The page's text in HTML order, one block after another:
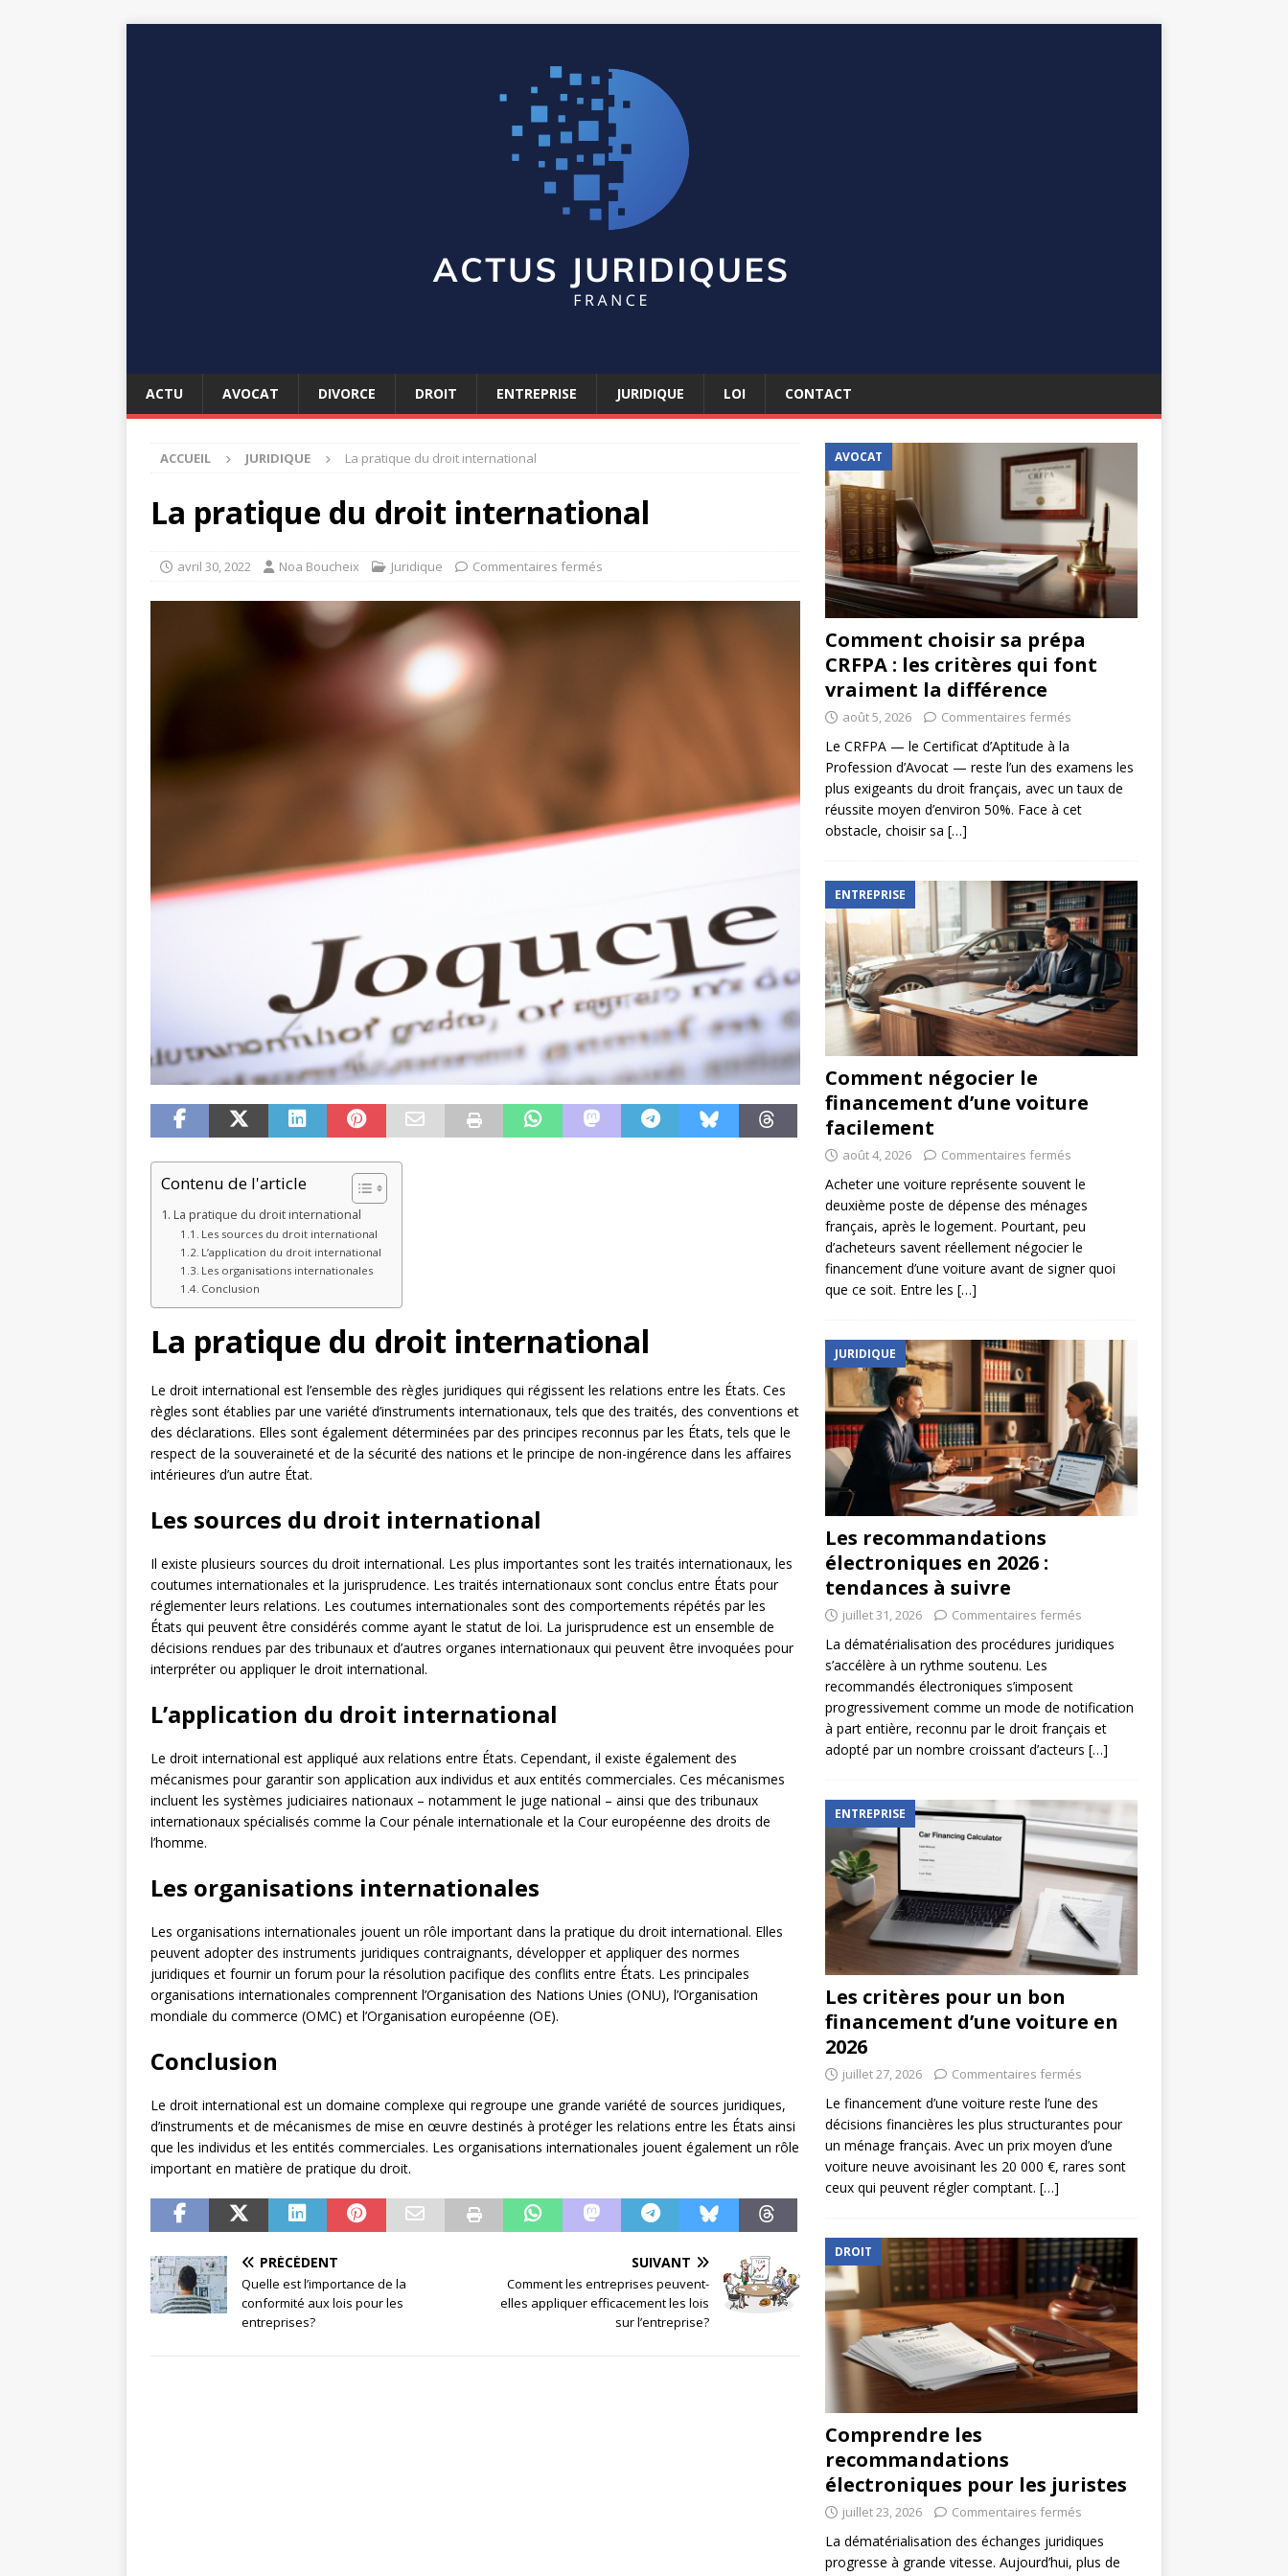
ACTU AVOCAT DIVORCE DROIT ENTREPRISE JURIDIQUE LOI CONTACT
ACCUEIL JURIDIQUE La pratique du droit international
La pratique du droit international
avril 30, 2022 Noa Boucheix Juridique Commentaires fermés
Contenu de l'article
La pratique du droit international
Les sources du droit international
L’application du droit international
Les organisations internationales
Conclusion
La pratique du droit international
Le droit international est l’ensemble des règles juridiques qui régissent les relations entre les États. Ces
règles sont établies par une variété d’instruments internationaux, tels que des traités, des conventions et
des déclarations. Elles sont également déterminées par des principes reconnus par les États, tels que le
respect de la souveraineté et de la sécurité des nations et le principe de non-ingérence dans les affaires
intérieures d’un autre État.
Les sources du droit international
Il existe plusieurs sources du droit international. Les plus importantes sont les traités internationaux, les
coutumes internationales et la jurisprudence. Les traités internationaux sont conclus entre États pour
réglementer leurs relations. Les coutumes internationales sont des comportements répétés par les
États qui peuvent être considérés comme ayant le statut de loi. La jurisprudence est un ensemble de
décisions rendues par des tribunaux et d’autres organes internationaux qui peuvent être invoquées pour
interpréter ou appliquer le droit international.
L’application du droit international
Le droit international est appliqué aux relations entre États. Cependant, il existe également des
mécanismes pour garantir son application aux individus et aux entités commerciales. Ces mécanismes
incluent les systèmes judiciaires nationaux – notamment le juge national – ainsi que des tribunaux
internationaux spécialisés comme la Cour pénale internationale et la Cour européenne des droits de
l’homme.
Les organisations internationales
Les organisations internationales jouent un rôle important dans la pratique du droit international. Elles
peuvent adopter des instruments juridiques contraignants, développer et appliquer des normes
juridiques et fournir un forum pour la résolution pacifique des conflits entre États. Les principales
organisations internationales comprennent l’Organisation des Nations Unies (ONU), l’Organisation
mondiale du commerce (OMC) et l’Organisation européenne (OE).
Conclusion
Le droit international est un domaine complexe qui regroupe une grande variété de sources juridiques,
d’instruments et de mécanismes de mise en œuvre destinés à protéger les relations entre les États ainsi
que les individus et les entités commerciales. Les organisations internationales jouent également un rôle
important en matière de pratique du droit.
PRÉCÉDENT
Quelle est l’importance de la
conformité aux lois pour les
entreprises?
SUIVANT
Comment les entreprises peuvent-
elles appliquer efficacement les lois
sur l’entreprise?
AVOCAT
Comment choisir sa prépa
CRFPA : les critères qui font
vraiment la différence
août 5, 2026 Commentaires fermés
Le CRFPA — le Certificat d’Aptitude à la
Profession d’Avocat — reste l’un des examens les
plus exigeants du droit français, avec un taux de
réussite moyen d’environ 50%. Face à cet
obstacle, choisir sa […]
ENTREPRISE
Comment négocier le
financement d’une voiture
facilement
août 4, 2026 Commentaires fermés
Acheter une voiture représente souvent le
deuxième poste de dépense des ménages
français, après le logement. Pourtant, peu
d’acheteurs savent réellement négocier le
financement d’une voiture avant de signer quoi
que ce soit. Entre les […]
JURIDIQUE
Les recommandations
électroniques en 2026 :
tendances à suivre
juillet 31, 2026 Commentaires fermés
La dématérialisation des procédures juridiques
s’accélère à un rythme soutenu. Les
recommandés électroniques s’imposent
progressivement comme un mode de notification
à part entière, reconnu par le droit français et
adopté par un nombre croissant d’acteurs […]
ENTREPRISE
Les critères pour un bon
financement d’une voiture en
2026
juillet 27, 2026 Commentaires fermés
Le financement d’une voiture reste l’une des
décisions financières les plus structurantes pour
un ménage français. Avec un prix moyen d’une
voiture neuve avoisinant les 20 000 €, rares sont
ceux qui peuvent régler comptant. […]
DROIT
Comprendre les
recommandations
électroniques pour les juristes
juillet 23, 2026 Commentaires fermés
La dématérialisation des échanges juridiques
progresse à grande vitesse. Aujourd’hui, plus de